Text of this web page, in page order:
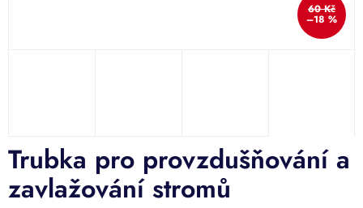
60 Kč
–18 %
Trubka pro provzdušňování a
zavlažování stromů